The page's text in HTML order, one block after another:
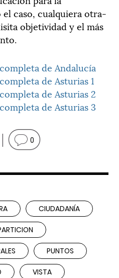
caso, cualquiera otra-
objetividad y el más
de Andalucía
de Asturias 1
de Asturias 2
de Asturias 3
0
CIUDADANÍA
PUNTOS
VISTA